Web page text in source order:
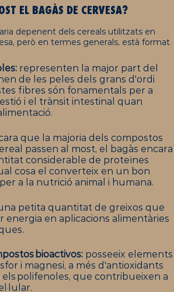
EL BAGÀS DE CERVESA?
depenent dels cereals utilitzats en
però en termes generals, està format
representen la major part del
de les peles dels grans d'ordi
fibres són fonamentals per a
i el trànsit intestinal quan
que la majoria dels compostos
passen al most, el bagàs encara
considerable de proteïnes
cosa el converteix en un bon
a la nutrició animal i humana.
petita quantitat de greixos que
energia en aplicacions alimentàries
bioactivos: posseeix elements
i magnesi, a més d'antioxidants
polifenoles, que contribueixen a